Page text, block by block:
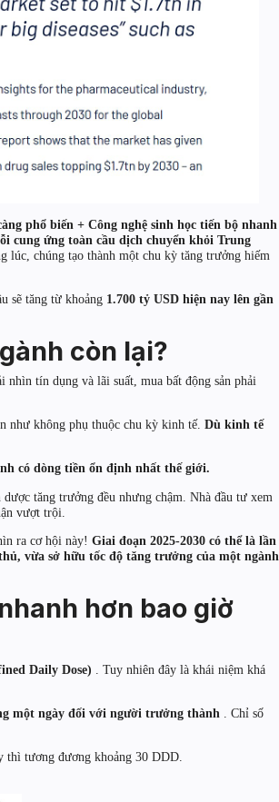
phổ biến + Công nghệ sinh học tiến bộ nhanh
cung ứng toàn cầu dịch chuyển khỏi Trung
lúc, chúng tạo thành một chu kỳ tăng trưởng hiếm
sẽ tăng từ khoảng 1.700 tỷ USD hiện nay lên gần
còn lại?
tín dụng và lãi suất, mua bất động sản phải
như không phụ thuộc chu kỳ kinh tế. Dù kinh tế
có dòng tiền ổn định nhất thế giới.
tăng trưởng đều nhưng chậm. Nhà đầu tư xem
vượt trội.
ra cơ hội này! Giai đoạn 2025-2030 có thể là lần
vừa sở hữu tốc độ tăng trưởng của một ngành
hơn bao giờ
Daily Dose) . Tuy nhiên đây là khái niệm khá
một ngày đối với người trưởng thành . Chỉ số
thì tương đương khoảng 30 DDD.